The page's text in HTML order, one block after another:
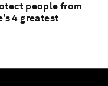
people from
4 greatest